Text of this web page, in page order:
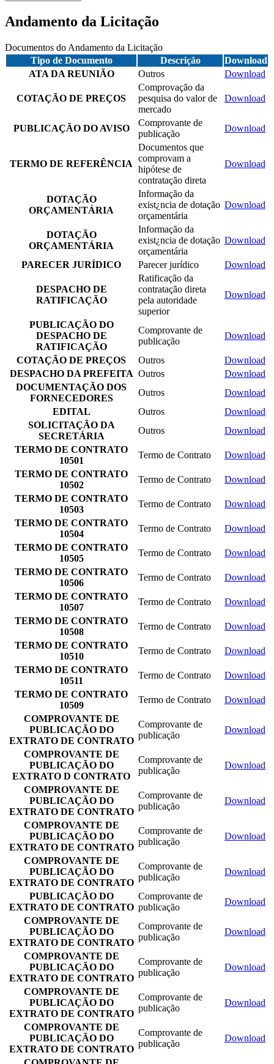
Andamento da Licitação
Documentos do Andamento da Licitação
Tipo de Documento
Descrição
Download
ATA DA REUNIÃO
Outros Download
COTAÇÃO DE PREÇOS
Comprovação da
pesquisa do valor de
mercado
Download
PUBLICAÇÃO DO AVISO
Comprovante de
publicação
Download
TERMO DE REFERÊNCIA
Documentos que
comprovam a
hipótese de
contratação direta
Download
DOTAÇÃO
ORÇAMENTÁRIA
Informação da
exist¿ncia de dotação
orçamentária
Download
DOTAÇÃO
ORÇAMENTÁRIA
Informação da
exist¿ncia de dotação
orçamentária
Download
PARECER JURÍDICO Parecer jurídico Download
DESPACHO DE
RATIFICAÇÃO
Ratificação da
contratação direta
pela autoridade
superior
Download
PUBLICAÇÃO DO
DESPACHO DE
RATIFICAÇÃO
Comprovante de
publicação
Download
COTAÇÃO DE PREÇOS Outros
Download
DESPACHO DA PREFEITA Outros
Download
DOCUMENTAÇÃO DOS
FORNECEDORES
Outros
Download
EDITAL
Outros
Download
SOLICITAÇÃO DA
SECRETÁRIA
Outros
Download
TERMO DE CONTRATO
10501
Termo de Contrato
Download
TERMO DE CONTRATO
10502
Termo de Contrato
Download
TERMO DE CONTRATO
10503
Termo de Contrato
Download
TERMO DE CONTRATO
10504
Termo de Contrato
Download
TERMO DE CONTRATO
10505
Termo de Contrato
Download
TERMO DE CONTRATO
10506
Termo de Contrato
Download
TERMO DE CONTRATO
10507
Termo de Contrato
Download
TERMO DE CONTRATO
10508
Termo de Contrato
Download
TERMO DE CONTRATO
10510
Termo de Contrato
Download
TERMO DE CONTRATO
10511
Termo de Contrato
Download
TERMO DE CONTRATO
10509
Termo de Contrato
Download
COMPROVANTE DE
PUBLICAÇÃO DO
EXTRATO DE CONTRATO
Comprovante de
publicação
Download
COMPROVANTE DE
PUBLICAÇÃO DO
EXTRATO D CONTRATO
Comprovante de
publicação
Download
COMPROVANTE DE
PUBLICAÇÃO DO
EXTRATO DE CONTRATO
Comprovante de
publicação
Download
COMPROVANTE DE
PUBLICAÇÃO DO
EXTRATO DE CONTRATO
Comprovante de
publicação
Download
COMPROVANTE DE
PUBLICAÇÃO DO
EXTRATO DE CONTRATO
Comprovante de
publicação
Download
PUBLICAÇÃO DO
EXTRATO DE CONTRATO
Comprovante de
publicação
Download
COMPROVANTE DE
PUBLICAÇÃO DO
EXTRATO DE CONTRATO
Comprovante de
publicação
Download
COMPROVANTE DE
PUBLICAÇÃO DO
EXTRATO DE CONTRATO
Comprovante de
publicação
Download
COMPROVANTE DE
PUBLICAÇÃO DO
EXTRATO DE CONTRATO
Comprovante de
publicação
Download
COMPROVANTE DE
PUBLICAÇÃO DO
EXTRATO DE CONTRATO
Comprovante de
publicação
Download